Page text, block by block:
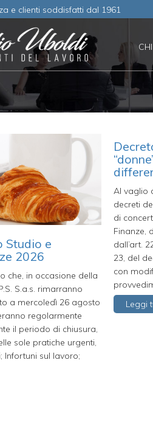
e clienti soddisfatti dal 1961
Studio e
2026
che, in occasione della
S.a.s. rimarranno
a mercoledì 26 agosto
regolarmente
il periodo di chiusura,
sole pratiche urgenti,
Infortuni sul lavoro;
Al vaglio
decreti
di
Finanze,
dall’art.
23, del
con
Leggi